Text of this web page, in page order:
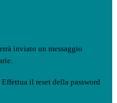
inviato un messaggio
il reset della password